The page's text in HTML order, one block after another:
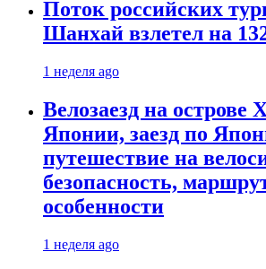
Поток российских
Шанхай взлетел на
1 неделя ago
Велозаезд на острове
Японии, заезд по
путешествие на
безопасность,
особенности
1 неделя ago